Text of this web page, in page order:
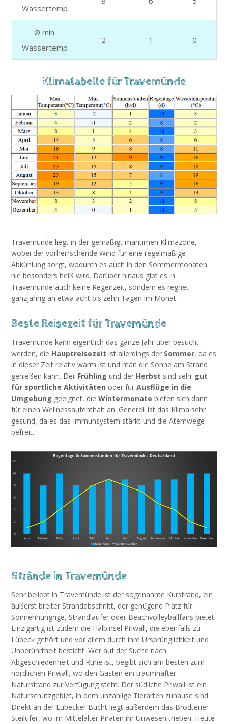
Wassertemp
Ø min.
Wassertemp
2 1 0
Klimatabelle für Travemünde
Travemünde liegt in der gemäßigt maritimen Klimazone,
wobei der vorherrschende Wind für eine regelmäßige
Abkühlung sorgt, wodurch es auch in den Sommermonaten
nie besonders heiß wird. Darüber hinaus gibt es in
Travemünde auch keine Regenzeit, sondern es regnet
ganzjährig an etwa acht bis zehn Tagen im Monat.
Beste Reisezeit für Travemünde
Travemünde kann eigentlich das ganze Jahr über besucht
werden, die Hauptreisezeit ist allerdings der Sommer, da es
in dieser Zeit relativ warm ist und man die Sonne am Strand
genießen kann. Der Frühling und der Herbst sind sehr gut
für sportliche Aktivitäten oder fürAusflüge in die
Umgebung geeignet, dieWintermonate bieten sich dann
für einen Wellnessaufenthalt an. Generell ist das Klima sehr
gesund, da es das Immunsystem stärkt und die Atemwege
befreit.
Strände in Travemünde
Sehr beliebt in Travemünde ist der sogenannte Kurstrand, ein
äußerst breiter Strandabschnitt, der genügend Platz für
Sonnenhungrige, Strandläufer oder Beachvolleyballfans bietet.
Einzigartig ist zudem die Halbinsel Priwall, die ebenfalls zu
Lübeck gehört und vor allem durch ihre Ursprünglichkeit und
Unberührtheit besticht. Wer auf der Suche nach
Abgeschiedenheit und Ruhe ist, begibt sich am besten zum
nördlichen Priwall, wo den Gästen ein traumhafter
Naturstrand zur Verfügung steht. Der südliche Priwall ist ein
Naturschutzgebiet, in dem unzählige Tierarten zuhause sind.
Direkt an der Lübecker Bucht liegt außerdem das Brodtener
Steilufer, wo im Mittelalter Piraten ihr Unwesen trieben. Heute